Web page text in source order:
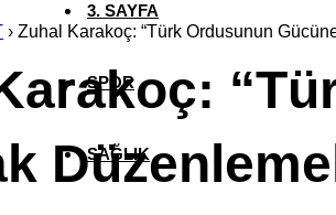
3. SAYFA
SPOR
SAĞLIK
› Zuhal Karakoç: “Türk Ordusunun